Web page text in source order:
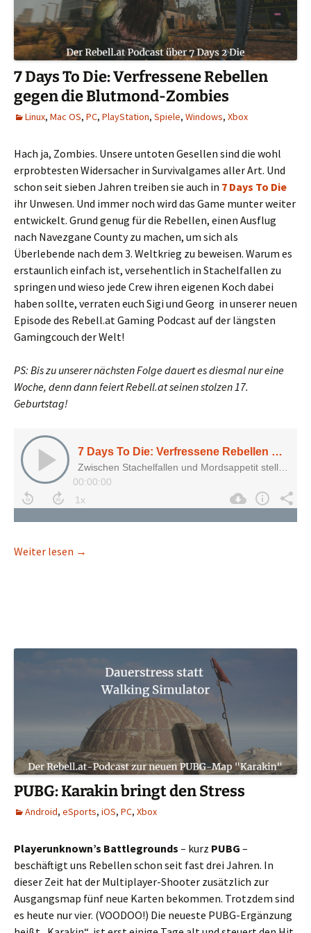
7 Days To Die: Verfressene Rebellen
gegen die Blutmond-Zombies
Linux, Mac OS, PC, PlayStation, Spiele, Windows, Xbox
Hach ja, Zombies. Unsere untoten Gesellen sind die wohl
erprobtesten Widersacher in Survivalgames aller Art. Und
schon seit sieben Jahren treiben sie auch in 7 Days To Die
ihr Unwesen. Und immer noch wird das Game munter weiter
entwickelt. Grund genug für die Rebellen, einen Ausflug
nach Navezgane County zu machen, um sich als
Überlebende nach dem 3. Weltkrieg zu beweisen. Warum es
erstaunlich einfach ist, versehentlich in Stachelfallen zu
springen und wieso jede Crew ihren eigenen Koch dabei
haben sollte, verraten euch Sigi und Georg in unserer neuen
Episode des Rebell.at Gaming Podcast auf der längsten
Gamingcouch der Welt!
PS: Bis zu unserer nächsten Folge dauert es diesmal nur eine
Woche, denn dann feiert Rebell.at seinen stolzen 17.
Geburtstag!
Weiter lesen 7 Days To Die: Verfressene Rebellen gegen die
→
PUBG: Karakin bringt den Stress
Android, eSports, iOS, PC, Xbox
Playerunknown’s Battlegrounds – kurz PUBG –
beschäftigt uns Rebellen schon seit fast drei Jahren. In
dieser Zeit hat der Multiplayer-Shooter zusätzlich zur
Ausgangsmap fünf neue Karten bekommen. Trotzdem sind
es heute nur vier. (VOODOO!) Die neueste PUBG-Ergänzung